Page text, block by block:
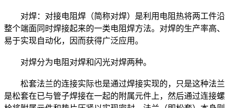
对焊：对接电阻焊（简称对焊）是利用电阻热将两工件沿
整个端面同时焊接起来的一类电阻焊方法。对焊的生产率高、
易于实现自动化，因而获得广泛应用。
对焊分为电阻对焊和闪光对焊两种。
松套法兰的连接实际也是通过焊接实现的，只是这种法兰
是松套在已与管子焊接在一起的附属元件上，然后通过连接螺